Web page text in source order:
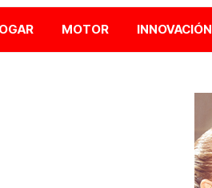
MOTOR INNOVACIÓN